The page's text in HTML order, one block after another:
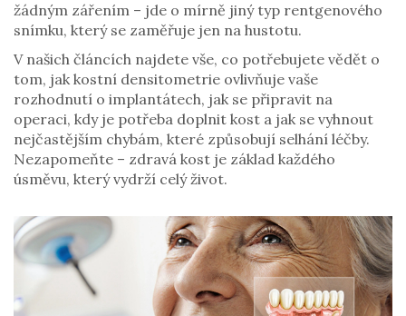
žádným zářením – jde o mírně jiný typ rentgenového
snímku, který se zaměřuje jen na hustotu.
V našich článcích najdete vše, co potřebujete vědět o
tom, jak kostní densitometrie ovlivňuje vaše
rozhodnutí o implantátech, jak se připravit na
operaci, kdy je potřeba doplnit kost a jak se vyhnout
nejčastějším chybám, které způsobují selhání léčby.
Nezapomeňte – zdravá kost je základ každého
úsměvu, který vydrží celý život.